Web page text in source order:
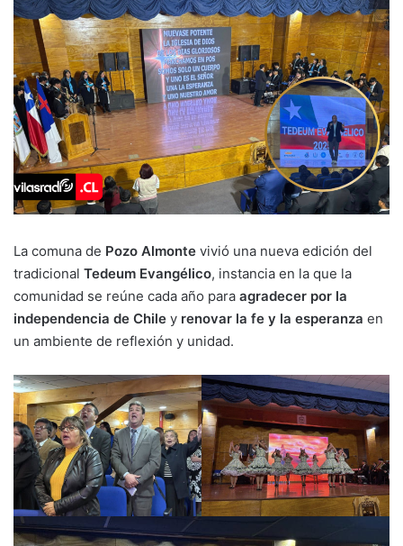
La comuna de Pozo Almonte vivió una nueva edición del
tradicional Tedeum Evangélico, instancia en la que la
comunidad se reúne cada año para agradecer por la
independencia de Chile y renovar la fe y la esperanza en
un ambiente de reflexión y unidad.